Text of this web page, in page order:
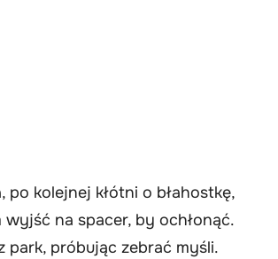
po kolejnej kłótni o błahostkę,
wyjść na spacer, by ochłonąć.
park, próbując zebrać myśli.